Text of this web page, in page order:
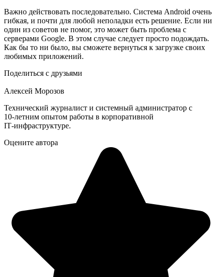
Важно действовать последовательно. Система Android очень
гибкая, и почти для любой неполадки есть решение. Если ни
один из советов не помог, это может быть проблема с
серверами Google. В этом случае следует просто подождать.
Как бы то ни было, вы сможете вернуться к загрузке своих
любимых приложений.
Поделиться с друзьями
Алексей Морозов
Технический журналист и системный администратор с
10‑летним опытом работы в корпоративной
IT‑инфраструктуре.
Оцените автора